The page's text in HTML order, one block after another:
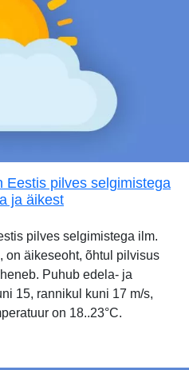
Eestis pilves selgimistega
ja äikest
pilves selgimistega ilm.
on äikeseoht, õhtul pilvisus
Puhub edela- ja
15, rannikul kuni 17 m/s,
on 18..23°C.